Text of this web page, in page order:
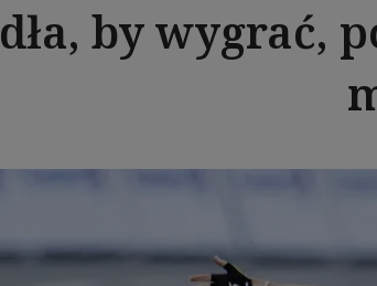
by wygrać,